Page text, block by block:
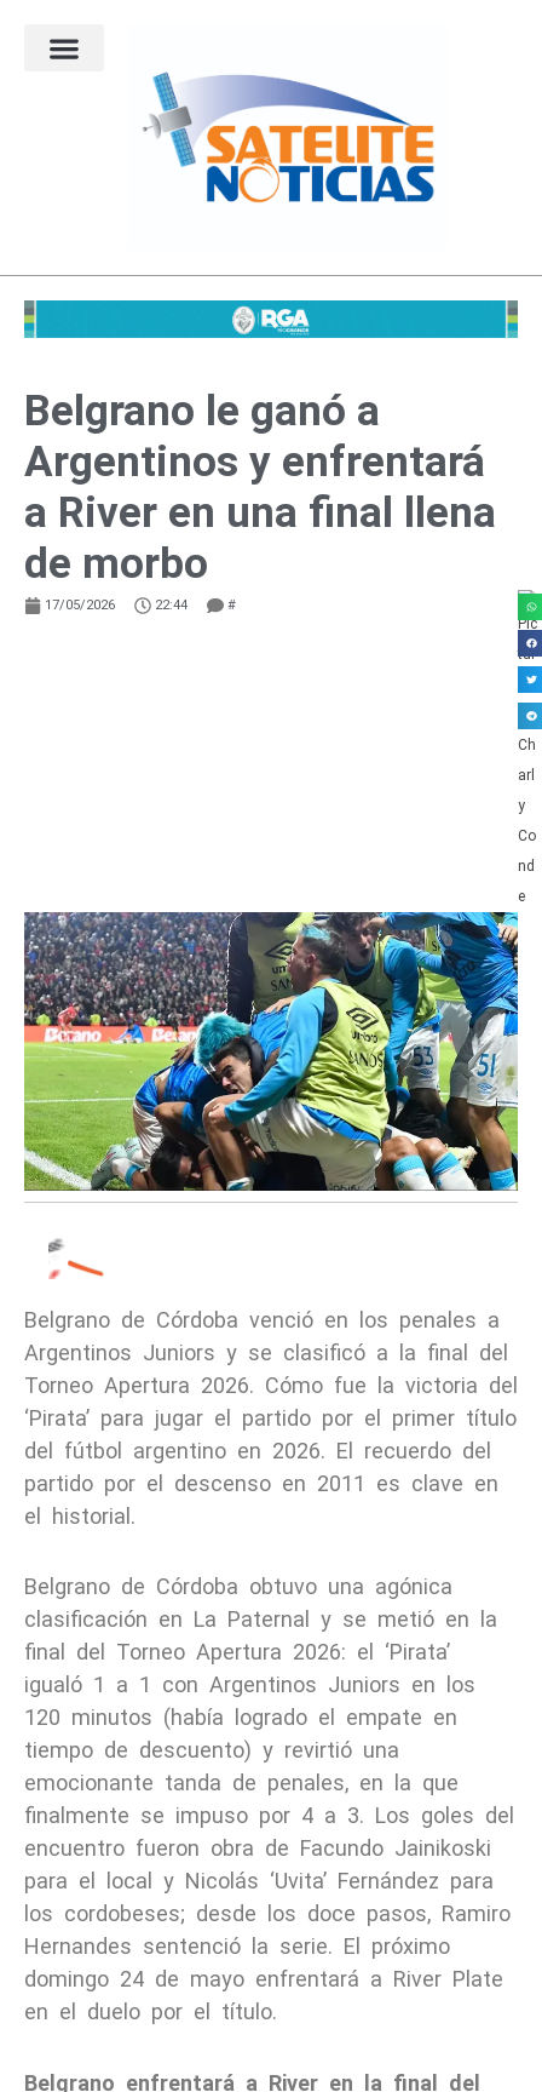
Belgrano le ganó a
Argentinos y enfrentará
a River en una final llena
de morbo
17/05/2026 22:44 #
Belgrano de Córdoba venció en los penales a
Argentinos Juniors y se clasificó a la final del
Torneo Apertura 2026. Cómo fue la victoria del
‘Pirata’ para jugar el partido por el primer título
del fútbol argentino en 2026. El recuerdo del
partido por el descenso en 2011 es clave en
el historial.
Belgrano de Córdoba obtuvo una agónica
clasificación en La Paternal y se metió en la
final del Torneo Apertura 2026: el ‘Pirata’
igualó 1 a 1 con Argentinos Juniors en los
120 minutos (había logrado el empate en
tiempo de descuento) y revirtió una
emocionante tanda de penales, en la que
finalmente se impuso por 4 a 3. Los goles del
encuentro fueron obra de Facundo Jainikoski
para el local y Nicolás ‘Uvita’ Fernández para
los cordobeses; desde los doce pasos, Ramiro
Hernandes sentenció la serie. El próximo
domingo 24 de mayo enfrentará a River Plate
en el duelo por el título.
Belgrano enfrentará a River en la final del